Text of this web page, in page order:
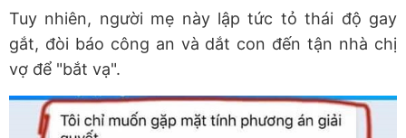
Tuy nhiên, người mẹ này lập tức tỏ thái độ gay
gắt, đòi báo công an và dắt con đến tận nhà chị
vợ để "bắt vạ".